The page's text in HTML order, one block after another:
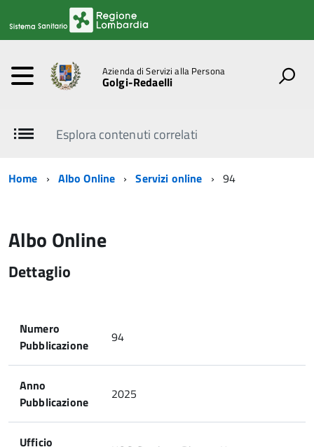
Azienda di Servizi alla Persona
Golgi-Redaelli
Esplora contenuti correlati
Home Albo Online Servizi online 94
Albo Online
Dettaglio
Numero
Pubblicazione
94
Anno
Pubblicazione
2025
Ufficio